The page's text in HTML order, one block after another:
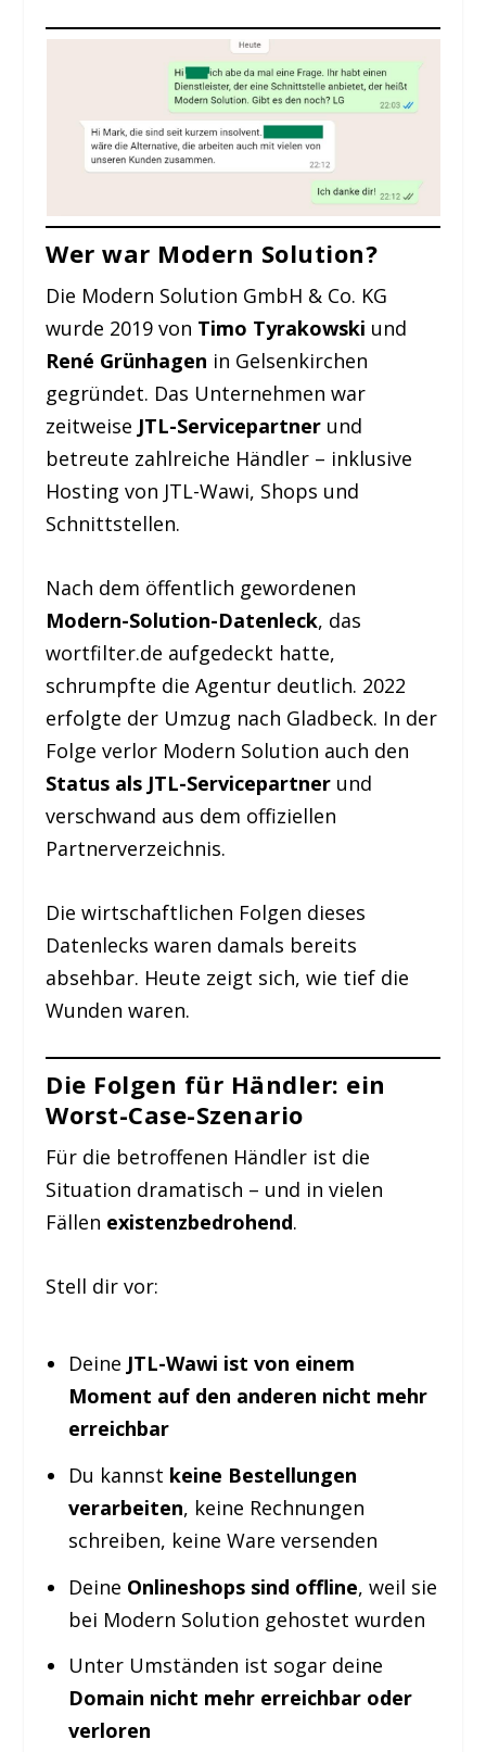
Wer war Modern Solution?
Die Modern Solution GmbH & Co. KG
wurde 2019 von Timo Tyrakowski und
René Grünhagen in Gelsenkirchen
gegründet. Das Unternehmen war
zeitweise JTL-Servicepartner und
betreute zahlreiche Händler – inklusive
Hosting von JTL-Wawi, Shops und
Schnittstellen.
Nach dem öffentlich gewordenen
Modern-Solution-Datenleck, das
wortfilter.de aufgedeckt hatte,
schrumpfte die Agentur deutlich. 2022
erfolgte der Umzug nach Gladbeck. In der
Folge verlor Modern Solution auch den
Status als JTL-Servicepartner und
verschwand aus dem offiziellen
Partnerverzeichnis.
Die wirtschaftlichen Folgen dieses
Datenlecks waren damals bereits
absehbar. Heute zeigt sich, wie tief die
Wunden waren.
Die Folgen für Händler: ein
Worst-Case-Szenario
Für die betroffenen Händler ist die
Situation dramatisch – und in vielen
Fällen existenzbedrohend.
Stell dir vor:
Deine JTL-Wawi ist von einem
Moment auf den anderen nicht mehr
erreichbar
Du kannst keine Bestellungen
verarbeiten, keine Rechnungen
schreiben, keine Ware versenden
Deine Onlineshops sind offline, weil sie
bei Modern Solution gehostet wurden
Unter Umständen ist sogar deine
Domain nicht mehr erreichbar oder
verloren